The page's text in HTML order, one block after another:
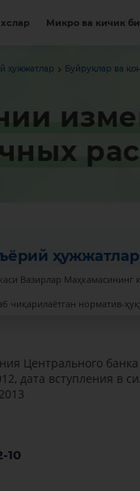
Микро ва кичик
ҳужжатлар Буйруқлар ва
ҳужжатлар
Вазирлар Маҳкамасининг
чиқарилаётган норматив-
Центрального
дата вступления в
10